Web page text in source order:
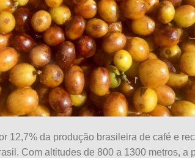
12,7% da produção brasileira de café e
Com altitudes de 800 a 1300 metros, a